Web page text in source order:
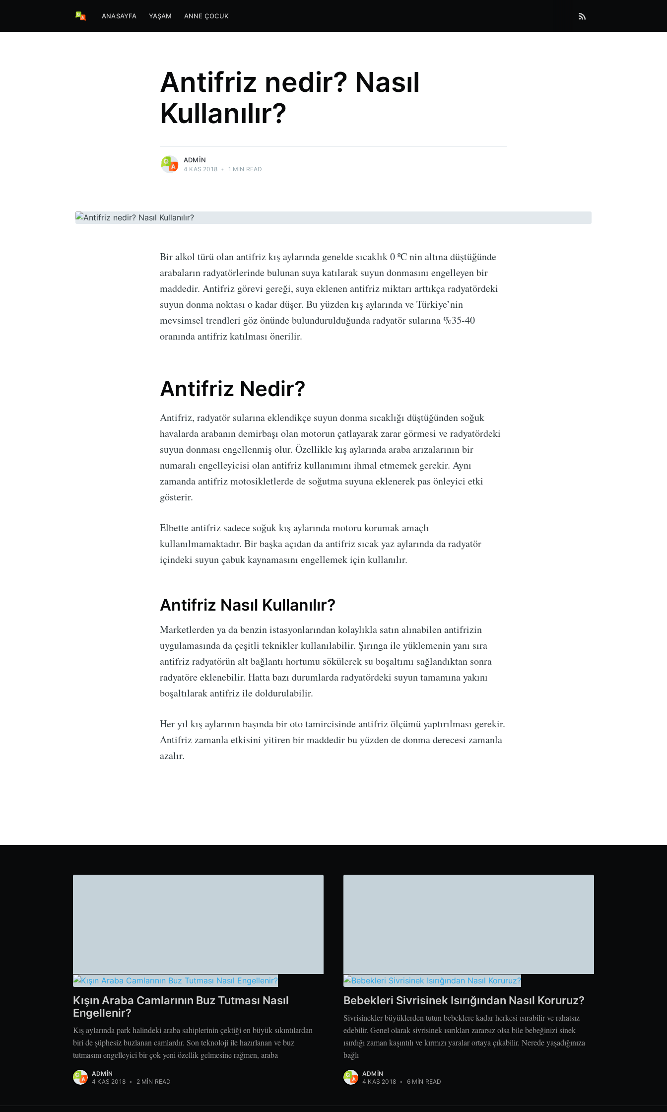
ANASAYFA YAŞAM ANNE ÇOCUK
Antifriz nedir? Nasıl
Kullanılır?
ADMIN
4 KAS 2018 • 1 MIN READ
Bir alkol türü olan antifriz kış aylarında genelde sıcaklık 0 ºC nin altına düştüğünde
arabaların radyatörlerinde bulunan suya katılarak suyun donmasını engelleyen bir
maddedir. Antifriz görevi gereği, suya eklenen antifriz miktarı arttıkça radyatördeki
suyun donma noktası o kadar düşer. Bu yüzden kış aylarında ve Türkiye’nin
mevsimsel trendleri göz önünde bulundurulduğunda radyatör sularına %35-40
oranında antifriz katılması önerilir.
Antifriz Nedir?
Antifriz, radyatör sularına eklendikçe suyun donma sıcaklığı düştüğünden soğuk
havalarda arabanın demirbaşı olan motorun çatlayarak zarar görmesi ve radyatördeki
suyun donması engellenmiş olur. Özellikle kış aylarında araba arızalarının bir
numaralı engelleyicisi olan antifriz kullanımını ihmal etmemek gerekir. Aynı
zamanda antifriz motosikletlerde de soğutma suyuna eklenerek pas önleyici etki
gösterir.
Elbette antifriz sadece soğuk kış aylarında motoru korumak amaçlı
kullanılmamaktadır. Bir başka açıdan da antifriz sıcak yaz aylarında da radyatör
içindeki suyun çabuk kaynamasını engellemek için kullanılır.
Antifriz Nasıl Kullanılır?
Marketlerden ya da benzin istasyonlarından kolaylıkla satın alınabilen antifrizin
uygulamasında da çeşitli teknikler kullanılabilir. Şırınga ile yüklemenin yanı sıra
antifriz radyatörün alt bağlantı hortumu sökülerek su boşaltımı sağlandıktan sonra
radyatöre eklenebilir. Hatta bazı durumlarda radyatördeki suyun tamamına yakını
boşaltılarak antifriz ile doldurulabilir.
Her yıl kış aylarının başında bir oto tamircisinde antifriz ölçümü yaptırılması gerekir.
Antifriz zamanla etkisini yitiren bir maddedir bu yüzden de donma derecesi zamanla
azalır.
Kışın Araba Camlarının Buz Tutması Nasıl
Engellenir?
Kış aylarında park halindeki araba sahiplerinin çektiği en büyük sıkıntılardan
biri de şüphesiz buzlanan camlardır. Son teknoloji ile hazırlanan ve buz
tutmasını engelleyici bir çok yeni özellik gelmesine rağmen, araba
ADMIN
4 KAS 2018 • 2 MIN READ
Bebekleri Sivrisinek Isırığından Nasıl Koruruz?
Sivrisinekler büyüklerden tutun bebeklere kadar herkesi ısırabilir ve rahatsız
edebilir. Genel olarak sivrisinek ısırıkları zararsız olsa bile bebeğinizi sinek
ısırdığı zaman kaşıntılı ve kırmızı yaralar ortaya çıkabilir. Nerede yaşadığınıza
bağlı
ADMIN
4 KAS 2018 • 6 MIN READ